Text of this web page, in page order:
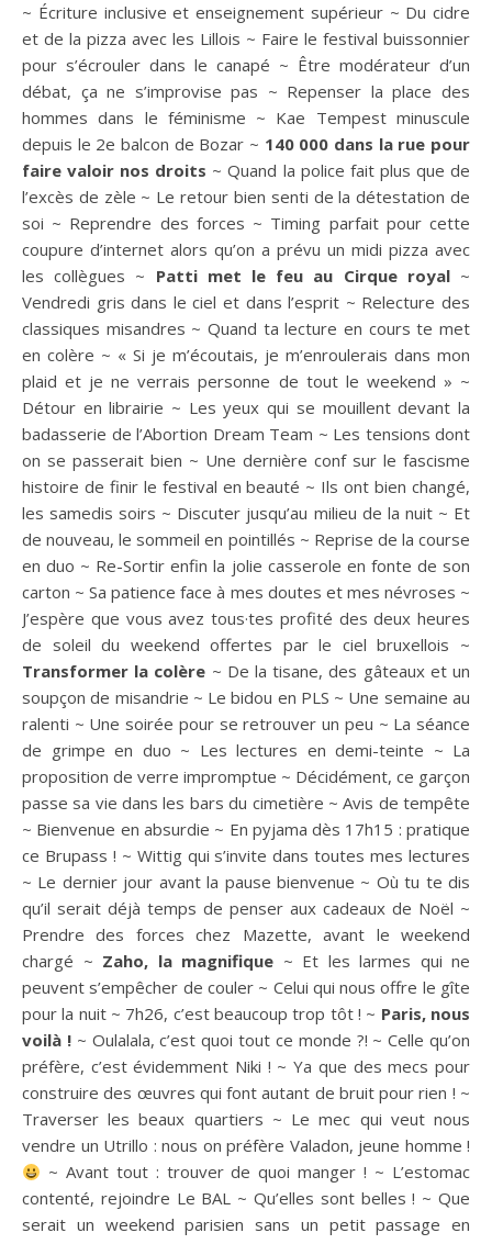
~ Écriture inclusive et enseignement supérieur ~ Du cidre
et de la pizza avec les Lillois ~ Faire le festival buissonnier
pour s’écrouler dans le canapé ~ Être modérateur d’un
débat, ça ne s’improvise pas ~ Repenser la place des
hommes dans le féminisme ~ Kae Tempest minuscule
depuis le 2e balcon de Bozar ~ 140 000 dans la rue pour
faire valoir nos droits ~ Quand la police fait plus que de
l’excès de zèle ~ Le retour bien senti de la détestation de
soi ~ Reprendre des forces ~ Timing parfait pour cette
coupure d’internet alors qu’on a prévu un midi pizza avec
les collègues ~ Patti met le feu au Cirque royal~
Vendredi gris dans le ciel et dans l’esprit ~ Relecture des
classiques misandres ~ Quand ta lecture en cours te met
en colère ~ « Si je m’écoutais, je m’enroulerais dans mon
plaid et je ne verrais personne de tout le weekend » ~
Détour en librairie ~ Les yeux qui se mouillent devant la
badasserie de l’Abortion Dream Team ~ Les tensions dont
on se passerait bien ~ Une dernière conf sur le fascisme
histoire de finir le festival en beauté ~ Ils ont bien changé,
les samedis soirs ~ Discuter jusqu’au milieu de la nuit ~ Et
de nouveau, le sommeil en pointillés ~ Reprise de la course
en duo ~ Re-Sortir enfin la jolie casserole en fonte de son
carton ~ Sa patience face à mes doutes et mes névroses ~
J’espère que vous avez tous·tes profité des deux heures
de soleil du weekend offertes par le ciel bruxellois ~
Transformer la colère ~ De la tisane, des gâteaux et un
soupçon de misandrie ~ Le bidou en PLS ~ Une semaine au
ralenti ~ Une soirée pour se retrouver un peu ~ La séance
de grimpe en duo ~ Les lectures en demi-teinte ~ La
proposition de verre impromptue ~ Décidément, ce garçon
passe sa vie dans les bars du cimetière ~ Avis de tempête
~ Bienvenue en absurdie ~ En pyjama dès 17h15 : pratique
ce Brupass ! ~ Wittig qui s’invite dans toutes mes lectures
~ Le dernier jour avant la pause bienvenue ~ Où tu te dis
qu’il serait déjà temps de penser aux cadeaux de Noël ~
Prendre des forces chez Mazette, avant le weekend
chargé ~ Zaho, la magnifique ~ Et les larmes qui ne
peuvent s’empêcher de couler ~ Celui qui nous offre le gîte
pour la nuit ~ 7h26, c’est beaucoup trop tôt ! ~ Paris, nous
voilà !~ Oulalala, c’est quoi tout ce monde ?! ~ Celle qu’on
préfère, c’est évidemment Niki ! ~ Ya que des mecs pour
construire des œuvres qui font autant de bruit pour rien ! ~
Traverser les beaux quartiers ~ Le mec qui veut nous
vendre un Utrillo : nous on préfère Valadon, jeune homme !
~ Avant tout : trouver de quoi manger ! ~ L’estomac
contenté, rejoindre Le BAL ~ Qu’elles sont belles ! ~ Que
serait un weekend parisien sans un petit passage en